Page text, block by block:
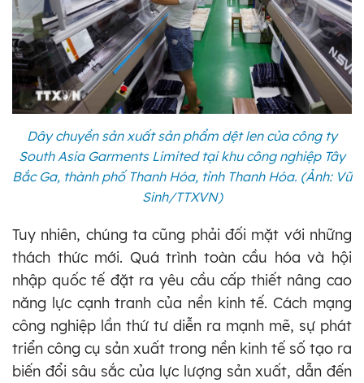
Dây chuyền sản xuất sản phẩm dệt len của công ty
South Asia Garments Limited tại khu công nghiệp Tây
Bắc Ga, thành phố Thanh Hóa, tỉnh Thanh Hóa. (Ảnh: Vũ
Sinh/TTXVN)
Tuy nhiên, chúng ta cũng phải đối mặt với những
thách thức mới. Quá trình toàn cầu hóa và hội
nhập quốc tế đặt ra yêu cầu cấp thiết nâng cao
năng lực cạnh tranh của nền kinh tế. Cách mạng
công nghiệp lần thứ tư diễn ra mạnh mẽ, sự phát
triển công cụ sản xuất trong nền kinh tế số tạo ra
biến đổi sâu sắc của lực lượng sản xuất, dẫn đến